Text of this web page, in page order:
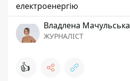
електроенергію
Владлена Мачульська
ЖУРНАЛІСТ
👍